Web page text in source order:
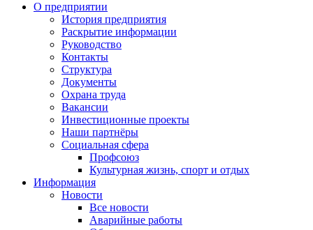
О предприятии
История предприятия
Раскрытие информации
Руководство
Контакты
Структура
Документы
Охрана труда
Вакансии
Инвестиционные проекты
Наши партнёры
Социальная сфера
Профсоюз
Культурная жизнь, спорт и отдых
Информация
Новости
Все новости
Аварийные работы